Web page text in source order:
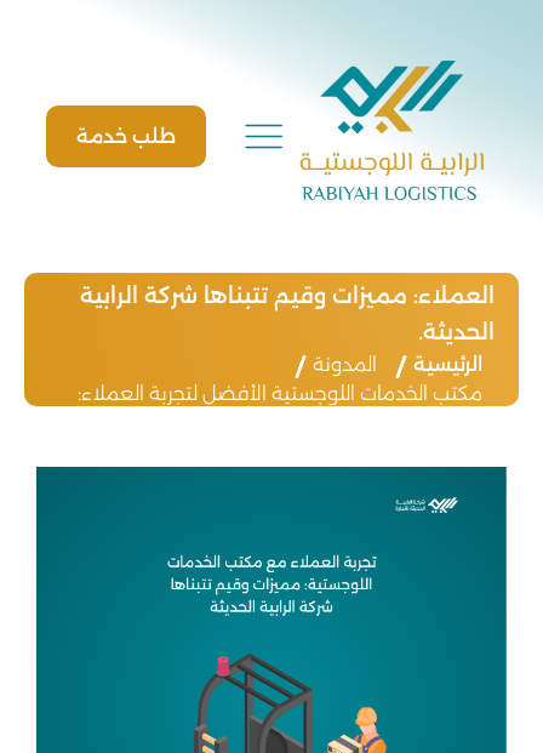
content
طلب خدمة
العملاء: مميزات وقيم تتبناها شركة الرابية
الحديثة.
الرئيسية
المدونة
مكتب الخدمات اللوجستية الأفضل لتجربة العملاء: